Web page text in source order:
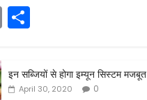
E
m
ar
e
इन सब्जियों से होगा इम्यून सिस्टम मजबूत
April 30, 2020 0